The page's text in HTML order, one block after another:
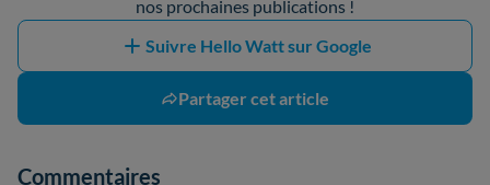
nos prochaines publications !
Suivre Hello Watt sur Google
Partager cet article
Commentaires